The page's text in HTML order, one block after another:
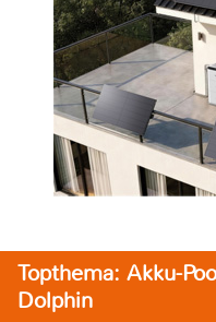
Topthema: Akku-
Dolphin